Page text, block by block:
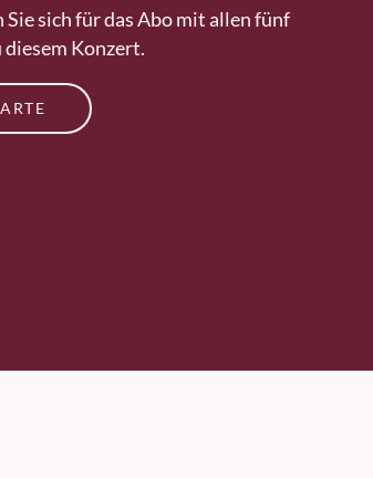
sich für das Abo mit allen fünf
Konzert.